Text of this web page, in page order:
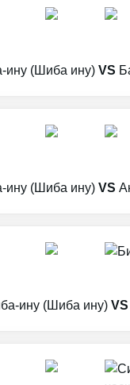
ину (Шиба ину) VS
ину (Шиба ину) VS
ину (Шиба ину) VS